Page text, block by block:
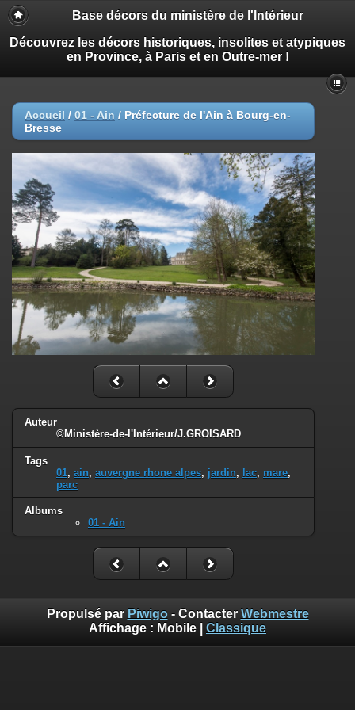
Base décors du ministère de l'Intérieur
Découvrez les décors historiques, insolites et atypiques
en Province, à Paris et en Outre-mer !
Accueil / 01 - Ain / Préfecture de l'Ain à Bourg-en-
Bresse
Auteur
©Ministère-de-l'Intérieur/J.GROISARD
Tags
01, ain, auvergne rhone alpes, jardin, lac, mare,
parc
Albums
01 - Ain
Propulsé par Piwigo- Contacter Webmestre
Affichage : Mobile Classique